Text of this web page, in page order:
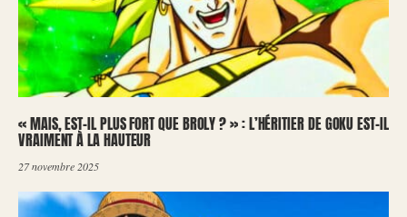
« MAIS, EST-IL PLUS FORT QUE BROLY ? » : L’HÉRITIER DE GOKU EST-IL
VRAIMENT À LA HAUTEUR
27 novembre 2025